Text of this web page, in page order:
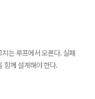
는 루프에서 오른다. 실패
함께 설계해야 한다.